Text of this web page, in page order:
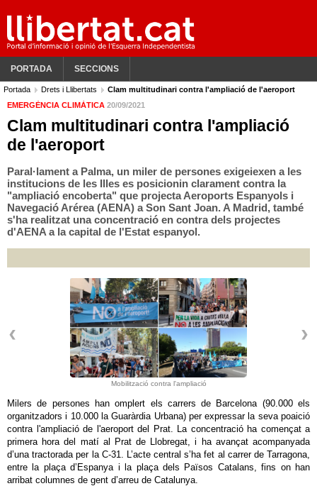
PORTADA SECCIONS
Portada Drets i Llibertats
Clam multitudinari contra l'ampliació de l'aeroport
EMERGÈNCIA CLIMÀTICA 20/09/2021
Clam multitudinari contra l'ampliació
de l'aeroport
Paral·lament a Palma, un miler de persones exigeiexen a les
institucions de les Illes es posicionin clarament contra la
"ampliació encoberta" que projecta Aeroports Espanyols i
Navegació Arérea (AENA) a Son Sant Joan. A Madrid, també
s'ha realitzat una concentració en contra dels projectes
d'AENA a la capital de l'Estat espanyol.
Mobilització contra l'ampliació
Milers de persones han omplert els carrers de Barcelona (90.000 els
organitzadors i 10.000 la Guaràrdia Urbana) per expressar la seva poaició
contra l'ampliació de l'aeroport del Prat. La concentració ha començat a
primera hora del matí al Prat de Llobregat, i ha avançat acompanyada
d’una tractorada per la C-31. L’acte central s’ha fet al carrer de Tarragona,
entre la plaça d’Espanya i la plaça dels Països Catalans, fins on han
arribat columnes de gent d’arreu de Catalunya.